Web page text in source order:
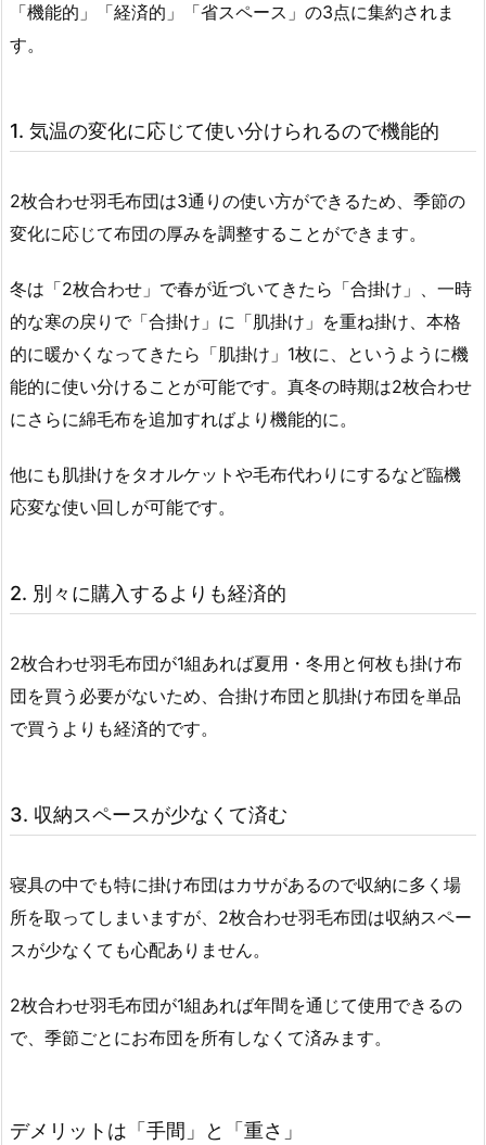
「機能的」「経済的」「省スペース」の3点に集約されま
す。
1. 気温の変化に応じて使い分けられるので機能的
2枚合わせ羽毛布団は3通りの使い方ができるため、季節の
変化に応じて布団の厚みを調整することができます。
冬は「2枚合わせ」で春が近づいてきたら「合掛け」、一時
的な寒の戻りで「合掛け」に「肌掛け」を重ね掛け、本格
的に暖かくなってきたら「肌掛け」1枚に、というように機
能的に使い分けることが可能です。真冬の時期は2枚合わせ
にさらに綿毛布を追加すればより機能的に。
他にも肌掛けをタオルケットや毛布代わりにするなど臨機
応変な使い回しが可能です。
2. 別々に購入するよりも経済的
2枚合わせ羽毛布団が1組あれば夏用・冬用と何枚も掛け布
団を買う必要がないため、合掛け布団と肌掛け布団を単品
で買うよりも経済的です。
3. 収納スペースが少なくて済む
寝具の中でも特に掛け布団はカサがあるので収納に多く場
所を取ってしまいますが、2枚合わせ羽毛布団は収納スペー
スが少なくても心配ありません。
2枚合わせ羽毛布団が1組あれば年間を通じて使用できるの
で、季節ごとにお布団を所有しなくて済みます。
デメリットは「手間」と「重さ」